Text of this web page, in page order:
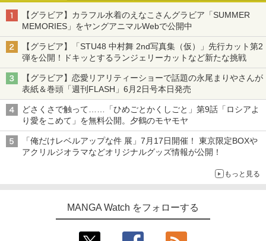
【グラビア】カラフル水着のえなこさんグラビア「SUMMER
MEMORIES」をヤングアニマルWebで公開中
【グラビア】「STU48 中村舞 2nd写真集（仮）」先行カット第2
弾を公開！ドキッとするランジェリーカットなど新たな挑戦
【グラビア】恋愛リアリティーショーで話題の永尾まりやさんが
表紙＆巻頭「週刊FLASH」6月2日号本日発売
どさくさで触って……「ひめごとかくしごと」第9話「ロシアよ
り愛をこめて」を無料公開。夕鶴のモヤモヤ
「俺だけレベルアップな件 展」7月17日開催！ 東京限定BOXや
アクリルジオラマなどオリジナルグッズ情報が公開！
もっと見る
MANGA Watch をフォローする